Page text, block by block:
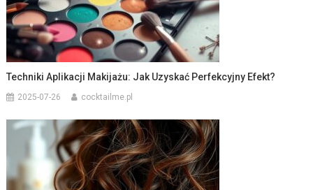
Techniki Aplikacji Makijażu: Jak Uzyskać Perfekcyjny Efekt?
2025-07-26 cocktailme.pl